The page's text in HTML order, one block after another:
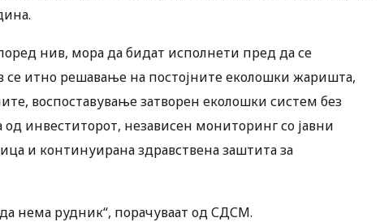
нив, мора да бидат исполнети пред да се
се итно решавање на постојните еколошки жаришта,
воспоставување затворен еколошки систем без
инвеститорот, независен мониторинг со јавни
и континуирана здравствена заштита за
нема рудник“, порачуваат од СДСМ.